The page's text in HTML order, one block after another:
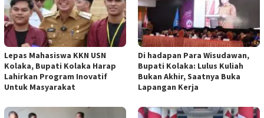
Lepas Mahasiswa KKN USN
Kolaka, Bupati Kolaka Harap
Lahirkan Program Inovatif
Untuk Masyarakat
Di hadapan Para Wisudawan,
Bupati Kolaka: Lulus Kuliah
Bukan Akhir, Saatnya Buka
Lapangan Kerja